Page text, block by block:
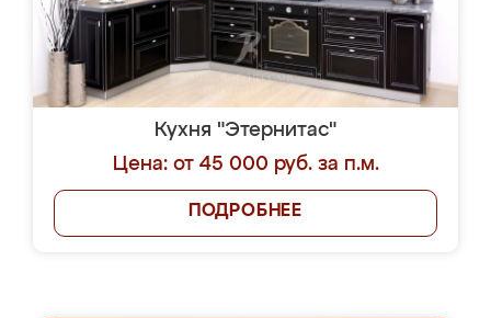
Кухня "Этернитас"
Цена: от 45 000 руб. за п.м.
ПОДРОБНЕЕ